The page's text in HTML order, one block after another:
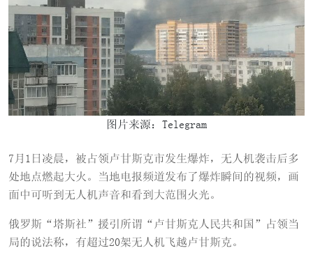
图片来源：Telegram
7月1日凌晨，被占领卢甘斯克市发生爆炸，无人机袭击后多
处地点燃起大火。当地电报频道发布了爆炸瞬间的视频，画
面中可听到无人机声音和看到大范围火光。
俄罗斯“塔斯社”援引所谓“卢甘斯克人民共和国”占领当
局的说法称，有超过20架无人机飞越卢甘斯克。